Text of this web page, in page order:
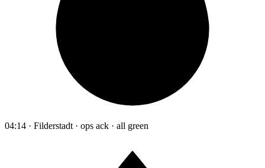
04:14 · Filderstadt · ops ack · all green